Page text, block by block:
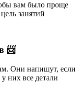
вам было проще
цель занятий
📨
Они напишут, если
у них все детали